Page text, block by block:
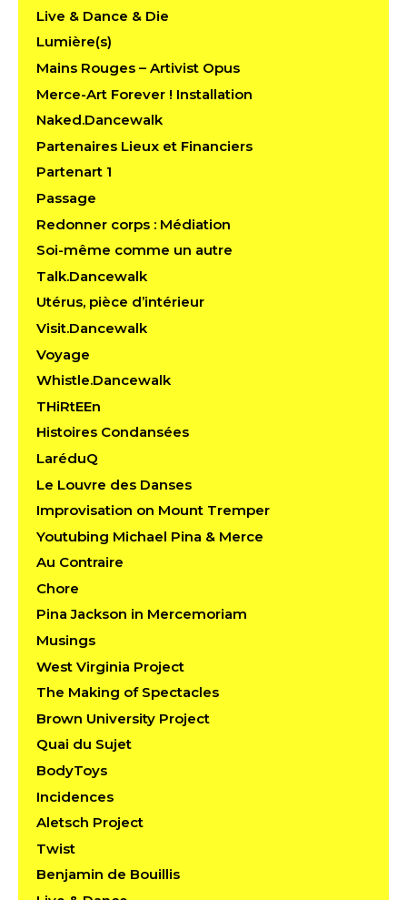
Live & Dance & Die
Lumière(s)
Mains Rouges – Artivist Opus
Merce-Art Forever ! Installation
Naked.Dancewalk
Partenaires Lieux et Financiers
Partenart 1
Passage
Redonner corps : Médiation
Soi-même comme un autre
Talk.Dancewalk
Utérus, pièce d’intérieur
Visit.Dancewalk
Voyage
Whistle.Dancewalk
THiRtEEn
Histoires Condansées
LaréduQ
Le Louvre des Danses
Improvisation on Mount Tremper
Youtubing Michael Pina & Merce
Au Contraire
Chore
Pina Jackson in Mercemoriam
Musings
West Virginia Project
The Making of Spectacles
Brown University Project
Quai du Sujet
BodyToys
Incidences
Aletsch Project
Twist
Benjamin de Bouillis